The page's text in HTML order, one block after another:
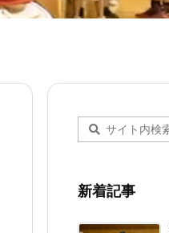
新着記事